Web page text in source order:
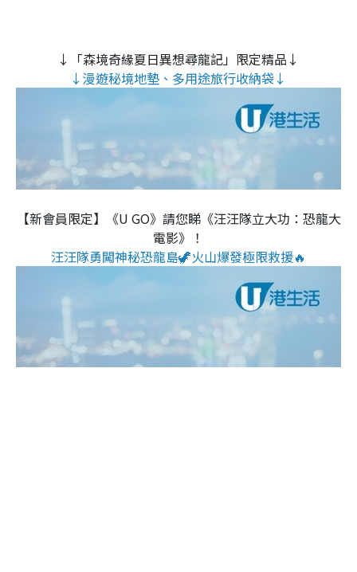
↓「森境奇緣夏日異想尋龍記」限定精品↓
↓漫遊秘境地墊、多用途旅行收納袋↓
【新會員限定】《U GO》請您睇《汪汪隊立大功：恐龍大
電影》！
汪汪隊勇闖神秘恐龍島🦖火山爆發極限救援🔥